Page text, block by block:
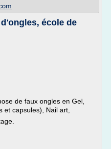
école de
de faux ongles en Gel,
et capsules), Nail art,